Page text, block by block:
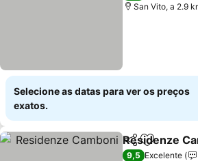
San Vito, a 2.9
Selecione as datas para ver os preços
exatos.
PartilharAdicionar
Residenze
9,5 Excelente